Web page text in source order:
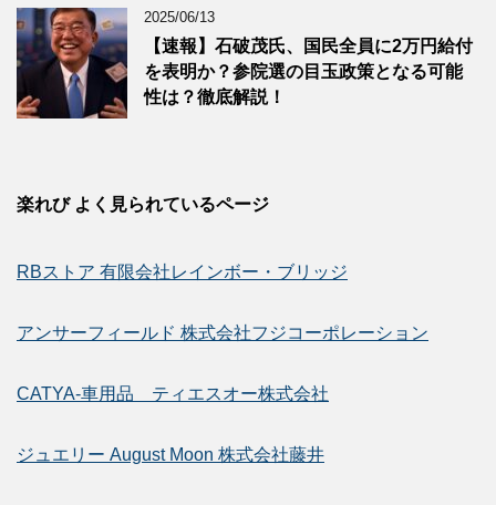
2025/06/13
【速報】石破茂氏、国民全員に2万円給付
を表明か？参院選の目玉政策となる可能
性は？徹底解説！
楽れび よく見られているページ
RBストア 有限会社レインボー・ブリッジ
アンサーフィールド 株式会社フジコーポレーション
CATYA-車用品 ティエスオー株式会社
ジュエリー August Moon 株式会社藤井